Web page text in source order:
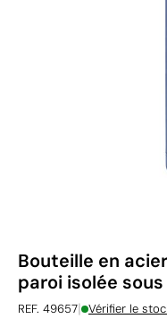
Bouteille en
paroi isolée sous
REF. 49657| Vérifier le